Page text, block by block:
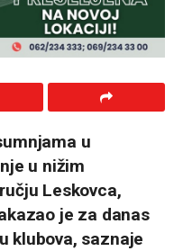
u
u nižim
Leskovca,
je za danas
klubova, saznaje